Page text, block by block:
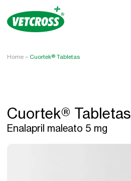
Home » Cuortek® Tabletas
Cuortek® Tabletas
Enalapril maleato 5 mg